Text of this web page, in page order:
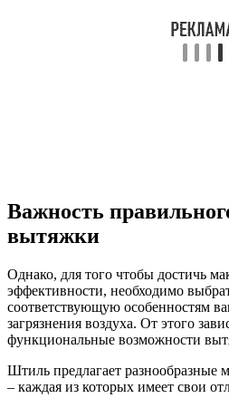
Важность
вытяжки
Однако, для того чтобы достичь
эффективности, необходимо
соответствующую особенностям
загрязнения воздуха. От этого
функциональные возможности
Штиль предлагает разнообразные
– каждая из которых имеет свои